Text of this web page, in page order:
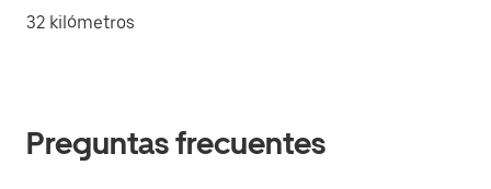
32 kilómetros
Preguntas frecuentes